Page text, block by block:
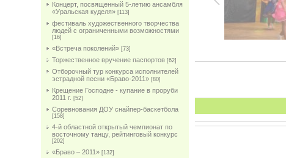
Концерт, посвященный 5-летию ансамбля
«Уральская куделя» [113]
фестиваль художественного творчества
людей с ограниченными возможностями
[16]
«Встреча поколений» [73]
Торжественное вручение паспортов [62]
Отборочный тур конкурса исполнителей
эстрадной песни «Браво-2011» [80]
Крещение Господне - купание в проруби
2011 г. [52]
Соревнования ДОУ снайпер-баскетбола
[158]
4-й областной открытый чемпионат по
восточному танцу, рейтинговый конкурс
[202]
«Браво – 2011» [132]